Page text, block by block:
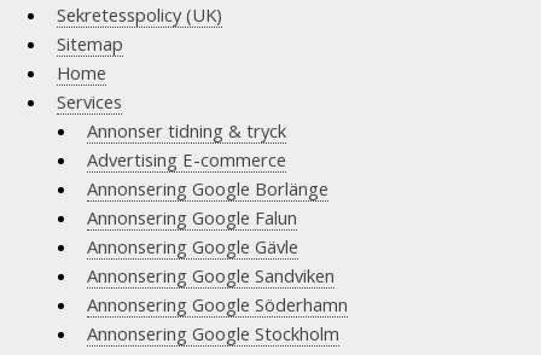
Sekretesspolicy (UK)
Sitemap
Home
Services
Annonser tidning & tryck
Advertising E-commerce
Annonsering Google Borlänge
Annonsering Google Falun
Annonsering Google Gävle
Annonsering Google Sandviken
Annonsering Google Söderhamn
Annonsering Google Stockholm